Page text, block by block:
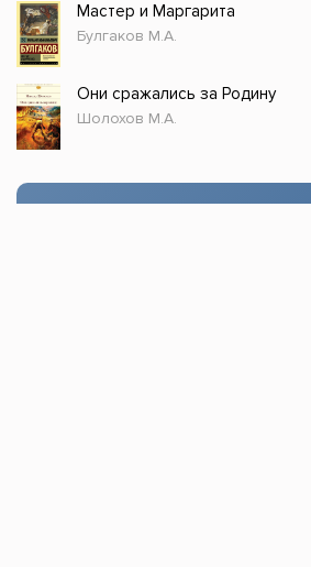
Мастер и Маргарита
Булгаков М.А.
Они сражались за Родину
Шолохов М.А.